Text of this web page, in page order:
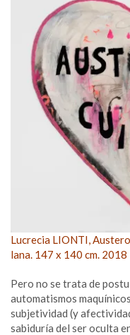
Lucrecia LIONTI,
lana. 147 x 140 cm. 2018
Pero no se trata de
automatismos
subjetividad (y
sabiduría del ser oculta